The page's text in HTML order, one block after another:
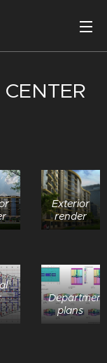
Exterior
render
Department
plans